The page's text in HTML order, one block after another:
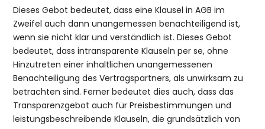
Dieses Gebot bedeutet, dass eine Klausel in AGB im
Zweifel auch dann unangemessen benachteiligend ist,
wenn sie nicht klar und verständlich ist. Dieses Gebot
bedeutet, dass intransparente Klauseln per se, ohne
Hinzutreten einer inhaltlichen unangemessenen
Benachteiligung des Vertragspartners, als unwirksam zu
betrachten sind. Ferner bedeutet dies auch, dass das
Transparenzgebot auch für Preisbestimmungen und
leistungsbeschreibende Klauseln, die grundsätzlich von